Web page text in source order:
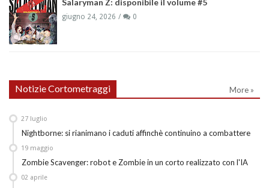
Salaryman Z: disponibile il volume #5
giugno 24, 2026 0
Notizie Cortometraggi More »
Nightborne: si rianimano i caduti affinchè continuino a combattere
27 luglio
Zombie Scavenger: robot e Zombie in un corto realizzato con l'IA
19 maggio
02 aprile